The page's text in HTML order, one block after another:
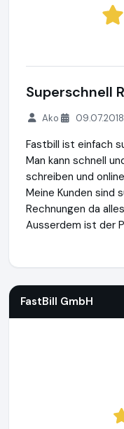
Superschnell
Ako 09.07.2018
Fastbill ist einfach
Man kann schnell
schreiben und
Meine Kunden sind
Rechnungen da
Ausserdem ist der
FastBill GmbH